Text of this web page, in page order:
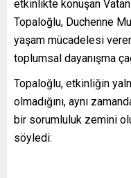
etkinlikte konuşan Vatan
Topaloğlu, Duchenne
yaşam mücadelesi
toplumsal dayanışma
Topaloğlu, etkinliğin
olmadığını, aynı
bir sorumluluk zemini
söyledi: